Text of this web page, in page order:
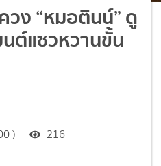
วง “หมอตินน์” ดู
ต์แซวหวานขั้น
) 216